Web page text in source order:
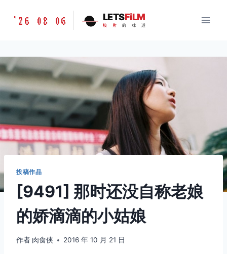
胶
味
道
LETSFILM
'26 08 06 LETSFiLM
胶 片 的 味 道
投稿作品
[9491] 那时还没自称老娘
的娇滴滴的小姑娘
作者 肉食侠 2016 年 10 月 21 日